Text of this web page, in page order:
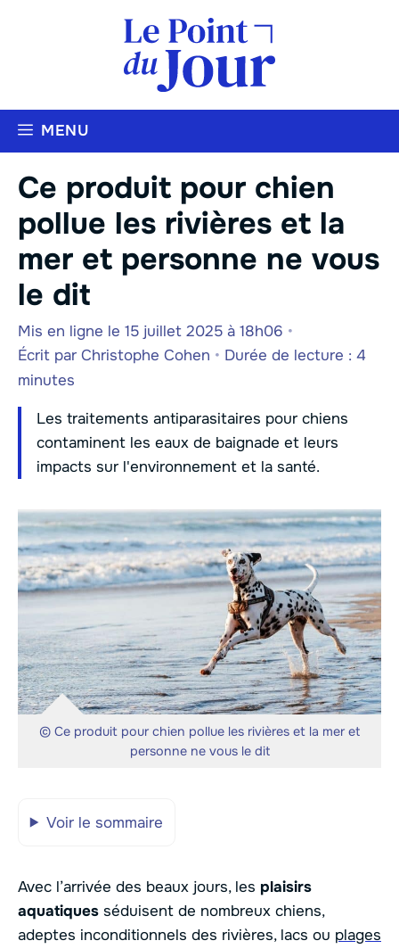
MENU
Ce produit pour chien
pollue les rivières et la
mer et personne ne vous
le dit
Mis en ligne le 15 juillet 2025 à 18h06 •
Écrit par Christophe Cohen • Durée de lecture : 4
minutes
Les traitements antiparasitaires pour chiens
contaminent les eaux de baignade et leurs
impacts sur l'environnement et la santé.
© Ce produit pour chien pollue les rivières et la mer et
personne ne vous le dit
Voir le sommaire
Avec l’arrivée des beaux jours, les plaisirs
aquatiques séduisent de nombreux chiens,
adeptes inconditionnels des rivières, lacs ou plages